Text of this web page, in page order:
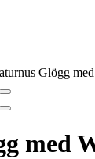
Glögg
med